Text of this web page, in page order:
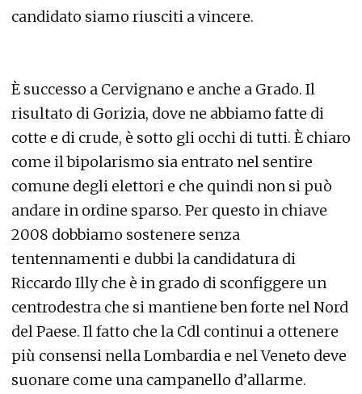
candidato siamo riusciti a vincere.
È successo a Cervignano e anche a Grado. Il
risultato di Gorizia, dove ne abbiamo fatte di
cotte e di crude, è sotto gli occhi di tutti. È chiaro
come il bipolarismo sia entrato nel sentire
comune degli elettori e che quindi non si può
andare in ordine sparso. Per questo in chiave
2008 dobbiamo sostenere senza
tentennamenti e dubbi la candidatura di
Riccardo Illy che è in grado di sconfiggere un
centrodestra che si mantiene ben forte nel Nord
del Paese. Il fatto che la Cdl continui a ottenere
più consensi nella Lombardia e nel Veneto deve
suonare come una campanello d’allarme.